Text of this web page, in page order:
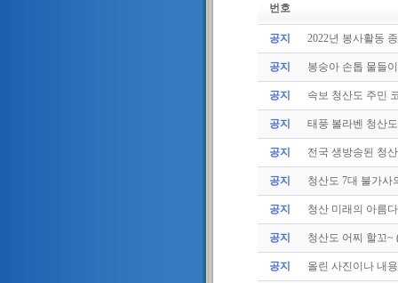
번호
공지 2022년 봉사활동
공지 봉숭아 손톱 물들
공지 속보 청산도 주민
공지 태풍 볼라벤 청산
공지 전국 생방송된 청
공지 청산도 7대 불가사
공지 청산 미래의 아름
공지 청산도 어찌 할꼬~
공지 올린 사진이나 내